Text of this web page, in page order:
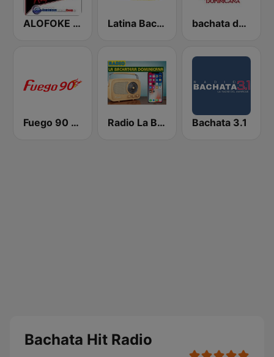
ALOFOKE 99.3 FM Latina Bachata bachata dominicana
Fuego 90 La Salsera Radio La Bachatera Dominicana Bachata 3.1
Bachata Hit Radio